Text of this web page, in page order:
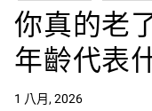
你真的老
年齡代表
1 八月, 2026